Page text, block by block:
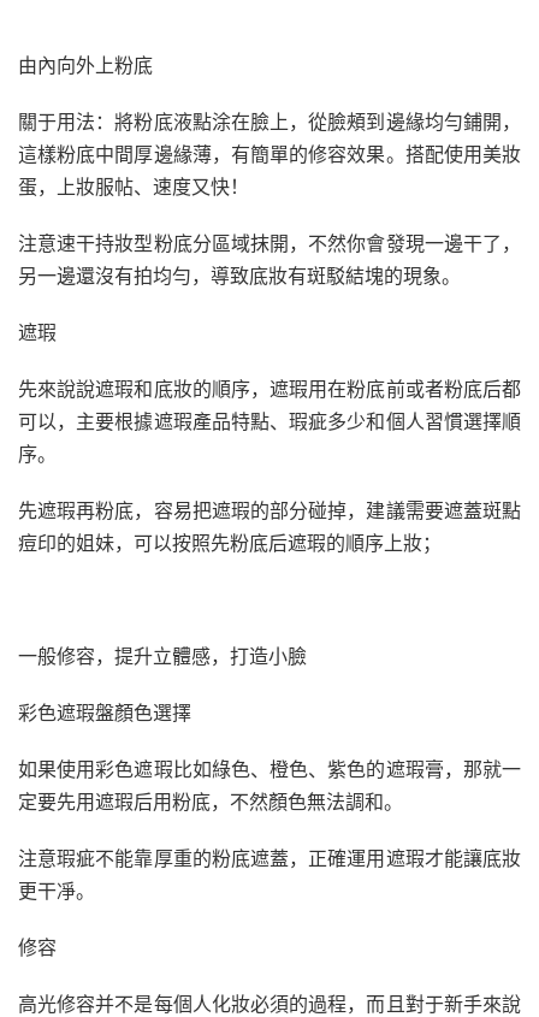
由內向外上粉底
關于用法：將粉底液點涂在臉上，從臉頰到邊緣均勻鋪開，
這樣粉底中間厚邊緣薄，有簡單的修容效果。搭配使用美妝
蛋，上妝服帖、速度又快！
注意速干持妝型粉底分區域抹開，不然你會發現一邊干了，
另一邊還沒有拍均勻，導致底妝有斑駁結塊的現象。
遮瑕
先來說說遮瑕和底妝的順序，遮瑕用在粉底前或者粉底后都
可以，主要根據遮瑕產品特點、瑕疵多少和個人習慣選擇順
序。
先遮瑕再粉底，容易把遮瑕的部分碰掉，建議需要遮蓋斑點
痘印的姐妹，可以按照先粉底后遮瑕的順序上妝；
一般修容，提升立體感，打造小臉
彩色遮瑕盤顏色選擇
如果使用彩色遮瑕比如綠色、橙色、紫色的遮瑕膏，那就一
定要先用遮瑕后用粉底，不然顏色無法調和。
注意瑕疵不能靠厚重的粉底遮蓋，正確運用遮瑕才能讓底妝
更干凈。
修容
高光修容并不是每個人化妝必須的過程，而且對于新手來說